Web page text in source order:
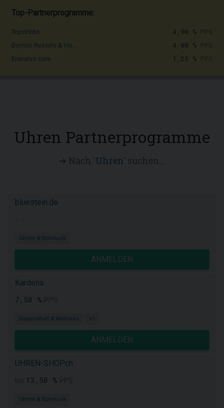
Top-Partnerprogramme:
Topdrinks 4,90 %
Dormio Resorts & Ho... 4,00 %
Emirates.com 1,25 %
Uhren Partnerprogramme
Uhren' suchen...
bluestein.de
Uhren & Schmuck
ANMELDEN
Kardena
7,50 %
Gesundheit & Wellness +1
ANMELDEN
UHREN-SHOP.ch
13,50 %
Uhren & Schmuck